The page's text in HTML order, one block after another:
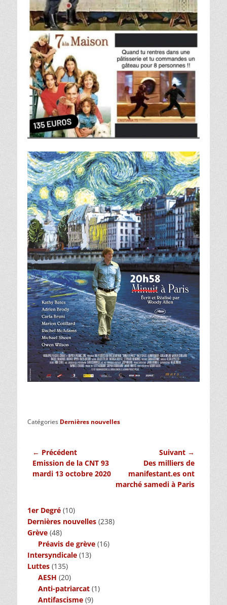
Catégories Dernières nouvelles
Navigation
de
l’article
← Précédent
Article
précédent :
Emission de la CNT 93
mardi 13 octobre 2020
Suivant →
suivant :
Des milliers de
manifestant.es ont
marché samedi à Paris
1er Degré (10)
Dernières nouvelles (238)
Grève (48)
Préavis de grève (16)
Intersyndicale (13)
Luttes (135)
AESH (20)
Anti-patriarcat (1)
Antifascisme (9)